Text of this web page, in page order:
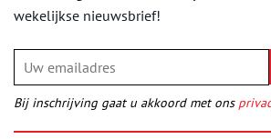
wekelijkse nieuwsbrief!
Bij inschrijving gaat u akkoord met ons